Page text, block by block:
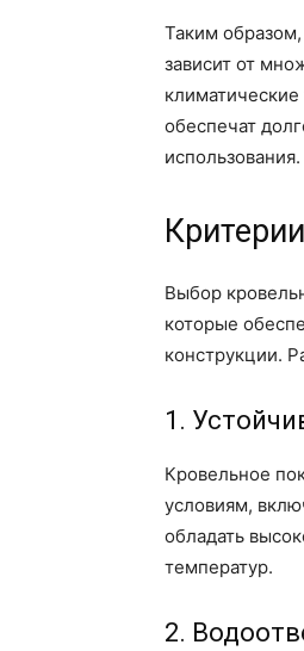
Таким
зависит от
обеспечат
использования.
Выбор
которые
конструкции.
1.
Кровельное
условиям,
обладать
температур.
2.